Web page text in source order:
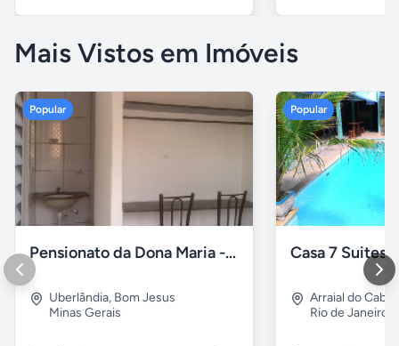
Mais Vistos em Imóveis
Popular
Pensionato da Dona Maria - Uberlândia/MG
Uberlândia, Bom Jesus
Minas Gerais
Popular
Arraial do Cabo
Rio de Janeiro